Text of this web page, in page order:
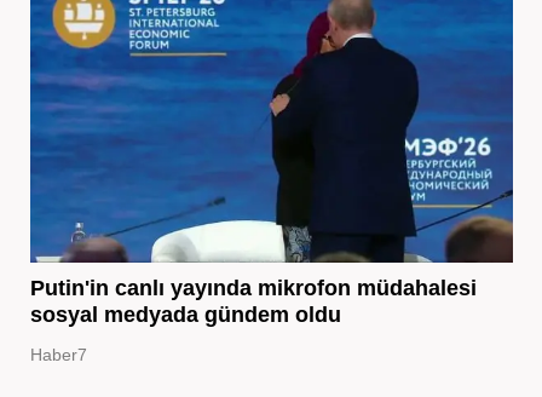
Putin'in canlı yayında mikrofon müdahalesi
sosyal medyada gündem oldu
Haber7